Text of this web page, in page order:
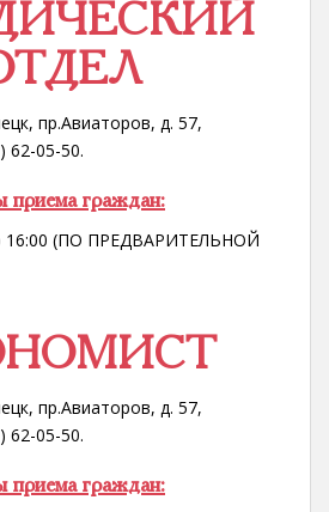
пр.Авиаторов, д. 57,
62-05-50.
приема граждан:
16:00 (ПО ПРЕДВАРИТЕЛЬНОЙ
пр.Авиаторов, д. 57,
62-05-50.
приема граждан: